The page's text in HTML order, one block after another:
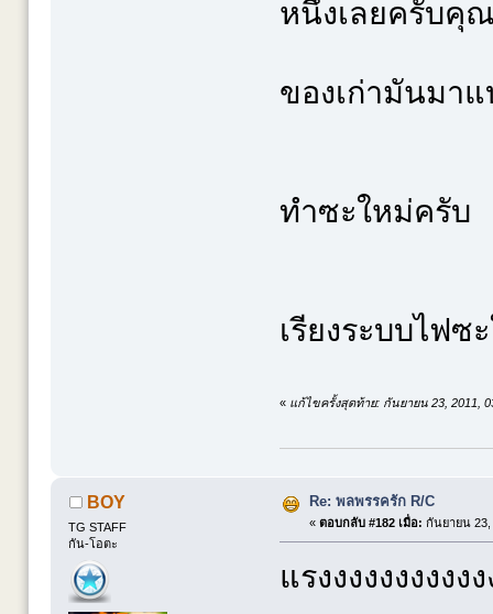
หนึ่งเลยครับคุ
ของเก่ามันมา
ทำซะใหม่ครับ
เรียงระบบไฟซ
« แก้ไขครั้งสุดท้าย: กันยายน 23, 2011,
BOY
TG STAFF
กัน-โอตะ
Re: พลพรรครัก R/C
« ตอบกลับ #182 เมื่อ: กันยายน 23,
แรงงงงงงงงงง